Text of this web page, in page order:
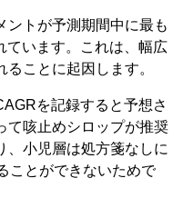
ントが予測期間中に最も
ています。これは、幅広
ことに起因します。
を記録すると予想さ
て咳止めシロップが推奨
、小児層は処方箋なしに
ことができないためで